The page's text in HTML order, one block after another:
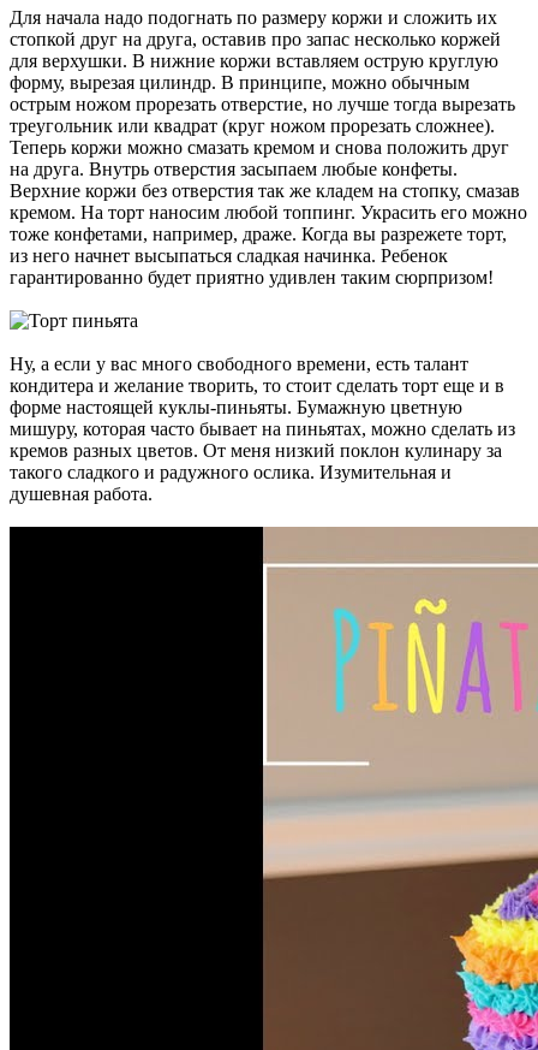
Для начала надо подогнать по размеру коржи и сложить их
стопкой друг на друга, оставив про запас несколько коржей
для верхушки. В нижние коржи вставляем острую круглую
форму, вырезая цилиндр. В принципе, можно обычным
острым ножом прорезать отверстие, но лучше тогда вырезать
треугольник или квадрат (круг ножом прорезать сложнее).
Теперь коржи можно смазать кремом и снова положить друг
на друга. Внутрь отверстия засыпаем любые конфеты.
Верхние коржи без отверстия так же кладем на стопку, смазав
кремом. На торт наносим любой топпинг. Украсить его можно
тоже конфетами, например, драже. Когда вы разрежете торт,
из него начнет высыпаться сладкая начинка. Ребенок
гарантированно будет приятно удивлен таким сюрпризом!
Ну, а если у вас много свободного времени, есть талант
кондитера и желание творить, то стоит сделать торт еще и в
форме настоящей куклы-пиньяты. Бумажную цветную
мишуру, которая часто бывает на пиньятах, можно сделать из
кремов разных цветов. От меня низкий поклон кулинару за
такого сладкого и радужного ослика. Изумительная и
душевная работа.